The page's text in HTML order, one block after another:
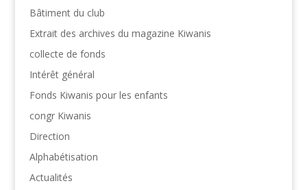
Bâtiment du club
Extrait des archives du magazine Kiwanis
collecte de fonds
Intérêt général
Fonds Kiwanis pour les enfants
congr Kiwanis
Direction
Alphabétisation
Actualités